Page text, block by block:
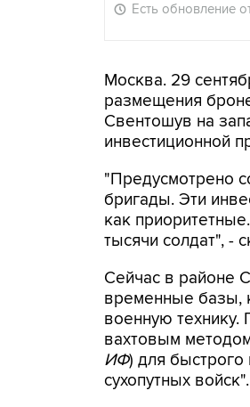
Есть обновление
Москва. 29
размещения
Свентошув на
инвестиционной
"Предусмотрено
бригады. Эти
как
тысячи солдат", -
Сейчас в районе
временные базы,
военную технику.
вахтовым
ИФ) для
сухопутных войск".